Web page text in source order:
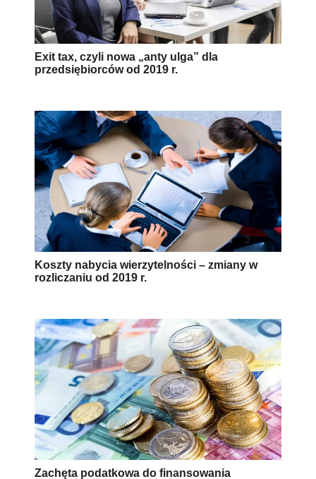
Exit tax, czyli nowa „anty ulga” dla
przedsiębiorców od 2019 r.
Koszty nabycia wierzytelności – zmiany w
rozliczaniu od 2019 r.
Zachęta podatkowa do finansowania